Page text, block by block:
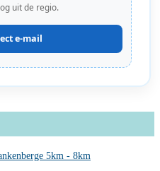
uit de regio.
e-mail
5km - 8km